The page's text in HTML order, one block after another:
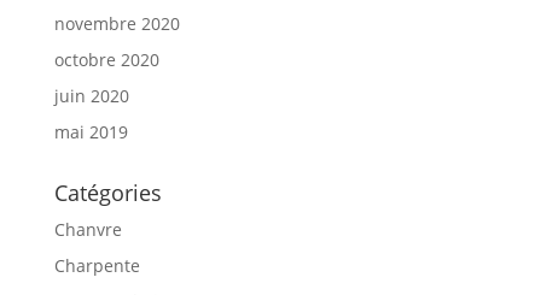
novembre 2020
octobre 2020
juin 2020
mai 2019
Catégories
Chanvre
Charpente